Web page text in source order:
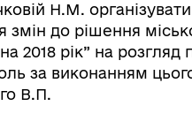
Н.М.
змін до рішення
2018 рік” на розгляд
за виконанням
В.П.